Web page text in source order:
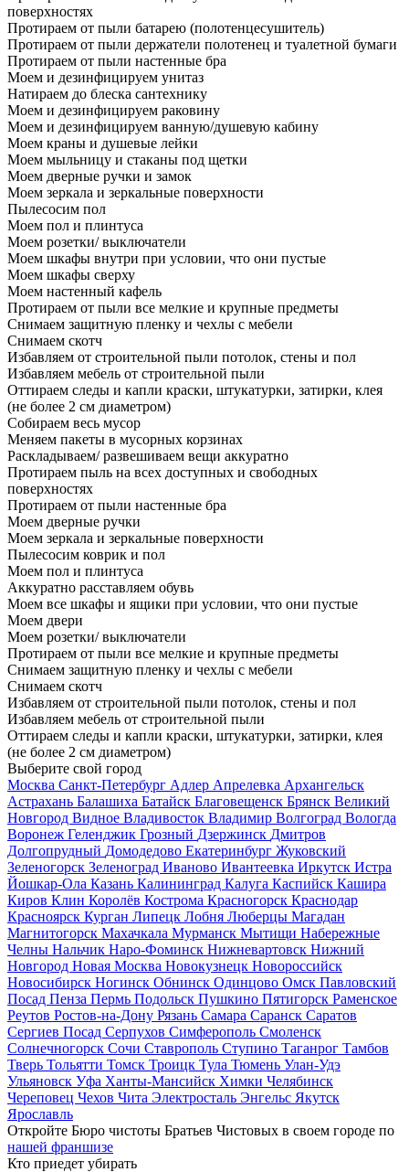
поверхностях
Протираем от пыли батарею (полотенцесушитель)
Протираем от пыли держатели полотенец и туалетной бумаги
Протираем от пыли настенные бра
Моем и дезинфицируем унитаз
Натираем до блеска сантехнику
Моем и дезинфицируем раковину
Моем и дезинфицируем ванную/душевую кабину
Моем краны и душевые лейки
Моем мыльницу и стаканы под щетки
Моем дверные ручки и замок
Моем зеркала и зеркальные поверхности
Пылесосим пол
Моем пол и плинтуса
Моем розетки/ выключатели
Моем шкафы внутри при условии, что они пустые
Моем шкафы сверху
Моем настенный кафель
Протираем от пыли все мелкие и крупные предметы
Снимаем защитную пленку и чехлы с мебели
Снимаем скотч
Избавляем от строительной пыли потолок, стены и пол
Избавляем мебель от строительной пыли
Оттираем следы и капли краски, штукатурки, затирки, клея
(не более 2 см диаметром)
Собираем весь мусор
Меняем пакеты в мусорных корзинах
Раскладываем/ развешиваем вещи аккуратно
Протираем пыль на всех доступных и свободных
поверхностях
Протираем от пыли настенные бра
Моем дверные ручки
Моем зеркала и зеркальные поверхности
Пылесосим коврик и пол
Моем пол и плинтуса
Аккуратно расставляем обувь
Моем все шкафы и ящики при условии, что они пустые
Моем двери
Моем розетки/ выключатели
Протираем от пыли все мелкие и крупные предметы
Снимаем защитную пленку и чехлы с мебели
Снимаем скотч
Избавляем от строительной пыли потолок, стены и пол
Избавляем мебель от строительной пыли
Оттираем следы и капли краски, штукатурки, затирки, клея
(не более 2 см диаметром)
Выберите свой город
Москва Санкт-Петербург Адлер Апрелевка Архангельск
Астрахань Балашиха Батайск Благовещенск Брянск Великий
Новгород Видное Владивосток Владимир Волгоград Вологда
Воронеж Геленджик Грозный Дзержинск Дмитров
Долгопрудный Домодедово Екатеринбург Жуковский
Зеленогорск Зеленоград Иваново Ивантеевка Иркутск Истра
Йошкар-Ола Казань Калининград Калуга Каспийск Кашира
Киров Клин Королёв Кострома Красногорск Краснодар
Красноярск Курган Липецк Лобня Люберцы Магадан
Магнитогорск Махачкала Мурманск Мытищи Набережные
Челны Нальчик Наро-Фоминск Нижневартовск Нижний
Новгород Новая Москва Новокузнецк Новороссийск
Новосибирск Ногинск Обнинск Одинцово Омск Павловский
Посад Пенза Пермь Подольск Пушкино Пятигорск Раменское
Реутов Ростов-на-Дону Рязань Самара Саранск Саратов
Сергиев Посад Серпухов Симферополь Смоленск
Солнечногорск Сочи Ставрополь Ступино Таганрог Тамбов
Тверь Тольятти Томск Троицк Тула Тюмень Улан-Удэ
Ульяновск Уфа Ханты-Мансийск Химки Челябинск
Череповец Чехов Чита Электросталь Энгельс Якутск
Ярославль
Откройте Бюро чистоты Братьев Чистовых в своем городе по
нашей франшизе
Кто приедет убирать